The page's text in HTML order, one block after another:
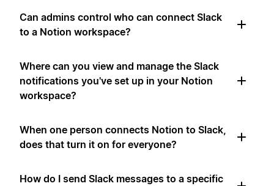
Can admins control who can connect Slack
to a Notion workspace?
Where can you view and manage the Slack
notifications you've set up in your Notion
workspace?
When one person connects Notion to Slack,
does that turn it on for everyone?
How do I send Slack messages to a specific